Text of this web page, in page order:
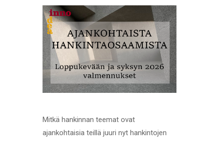
Mitkä hankinnan teemat ovat
ajankohtaisia teillä juuri nyt hankintojen